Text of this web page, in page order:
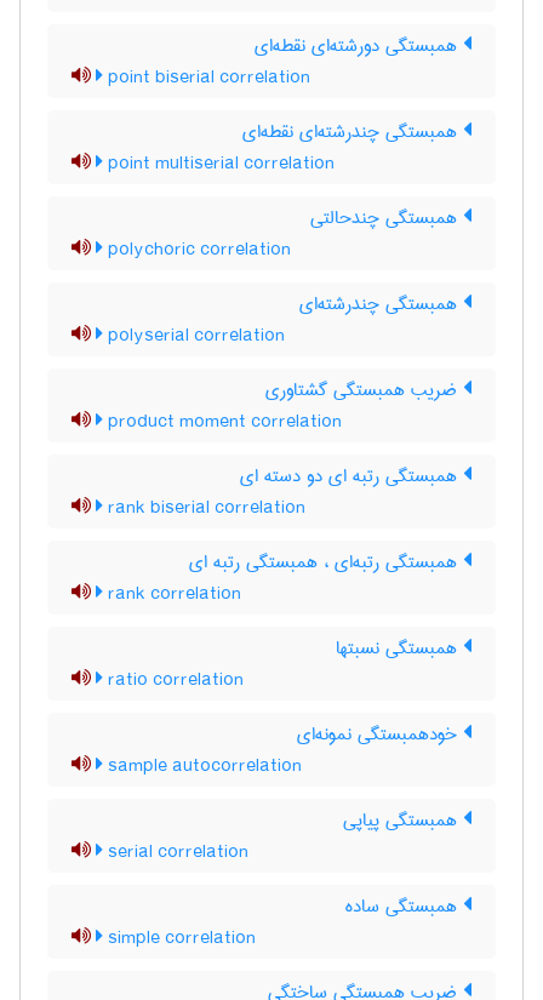
همبستگی دورشته‌ای نقطه‌ای
point biserial correlation
همبستگی چندرشته‌ای نقطه‌ای
point multiserial correlation
همبستگی چندحالتی
polychoric correlation
همبستگی چندرشته‌ای
polyserial correlation
ضریب همبستگی گشتاوری
product moment correlation
همبستگی رتبه ای دو دسته ای
rank biserial correlation
همبستگی رتبه‌ای ، همبستگی رتبه ای
rank correlation
همبستگی نسبتها
ratio correlation
خودهمبستگی نمونه‌ای
sample autocorrelation
همبستگی پیاپی
serial correlation
همبستگی ساده
simple correlation
ضریب همبستگی ساختگی